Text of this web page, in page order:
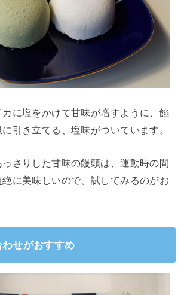
に塩をかけて甘味が増すように、餡
引き立てる、塩味がついています。
さりした甘味の饅頭は、運動時の間
に美味しいので、試してみるのがお
せがおすすめ